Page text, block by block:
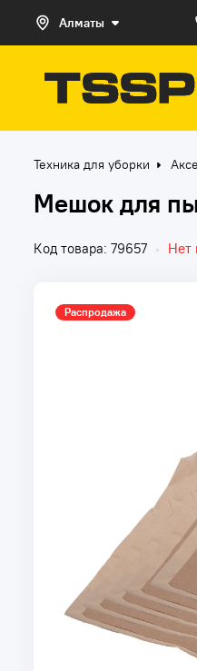
Алматы
Техника для уборки
Мешок для
Код товара: 79657 • Нет
Распродажа